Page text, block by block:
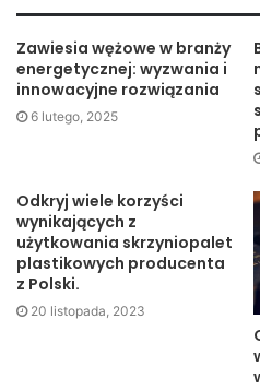
służby zdrowia
na rynku?
Na rynku dostępne są różne
zdrowia, które różnią się
Do najpopularniejszych
są odporne na wilgoć i łatwe
większym zainteresowaniem
wykładziny z korka, które są
również posiadają naturalne
Zawiesia wężowe w branży
energetycznej: wyzwania i
innowacyjne rozwiązania
6 lutego, 2025
Odkryj wiele korzyści
wynikających z
użytkowania skrzyniopalet
plastikowych producenta
z Polski.
20 listopada, 2023